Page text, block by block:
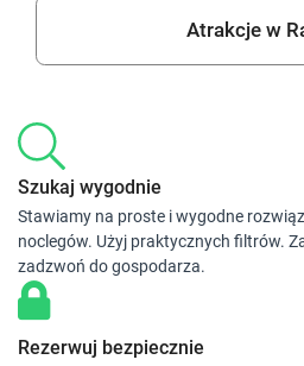
Atrakcje w
Szukaj wygodnie
Stawiamy na proste i wygodne
noclegów. Użyj praktycznych filtrów.
zadzwoń do gospodarza.
Rezerwuj bezpiecznie